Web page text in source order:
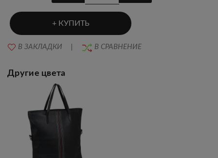
КУПИТЬ
В ЗАКЛАДКИ В СРАВНЕНИЕ
Другие цвета